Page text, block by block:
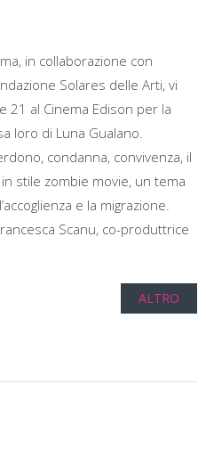
in collaborazione con
Solares delle Arti, vi
21 al Cinema Edison per la
loro di Luna Gualano.
condanna, convivenza, il
stile zombie movie, un tema
e la migrazione.
Scanu, co-produttrice
ALTRO